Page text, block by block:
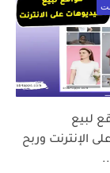
مواقع لبيع
الإنترنت وربح